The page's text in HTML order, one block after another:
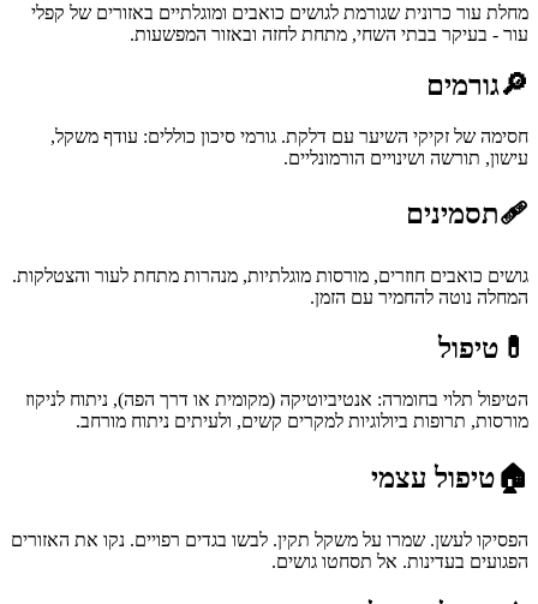
מחלת עור כרונית שגורמת לגושים כואבים ומוגלתיים באזורים של קפלי
עור - בעיקר בבתי השחי, מתחת לחזה ובאזור המפשעות.
🔎גורמים
חסימה של זקיקי השיער עם דלקת. גורמי סיכון כוללים: עודף משקל,
עישון, תורשה ושינויים הורמונליים.
🩹תסמינים
גושים כואבים חוזרים, מורסות מוגלתיות, מנהרות מתחת לעור והצטלקות.
המחלה נוטה להחמיר עם הזמן.
💊 טיפול
הטיפול תלוי בחומרה: אנטיביוטיקה (מקומית או דרך הפה), ניתוח לניקוז
מורסות, תרופות ביולוגיות למקרים קשים, ולעיתים ניתוח מורחב.
🏠טיפול עצמי
הפסיקו לעשן. שמרו על משקל תקין. לבשו בגדים רפויים. נקו את האזורים
הפגועים בעדינות. אל תסחטו גושים.